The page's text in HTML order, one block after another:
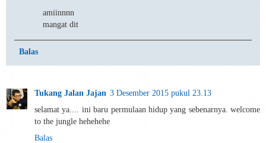
amiinnnn
mangat dit
Balas
Tukang Jalan Jajan 3 Desember 2015 pukul 23.13
selamat ya.... ini baru permulaan hidup yang sebenarnya. welcome
to the jungle hehehehe
Balas